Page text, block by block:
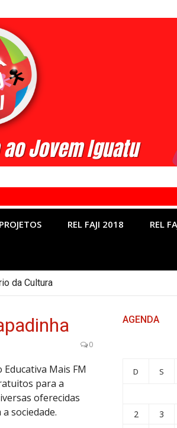
REL FAJI 2018 REL
da Cultura
0
Educativa Mais FM
para a
oferecidas
sociedade.
AGENDA
D S
2
3